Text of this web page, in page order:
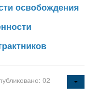
освобождения
02